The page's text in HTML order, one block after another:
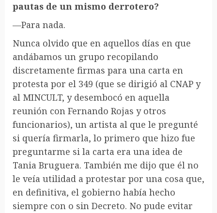
pautas de un mismo derrotero?
—Para nada.
Nunca olvido que en aquellos días en que
andábamos un grupo recopilando
discretamente firmas para una carta en
protesta por el 349 (que se dirigió al CNAP y
al MINCULT, y desembocó en aquella
reunión con Fernando Rojas y otros
funcionarios), un artista al que le pregunté
si quería firmarla, lo primero que hizo fue
preguntarme si la carta era una idea de
Tania Bruguera. También me dijo que él no
le veía utilidad a protestar por una cosa que,
en definitiva, el gobierno había hecho
siempre con o sin Decreto. No pude evitar